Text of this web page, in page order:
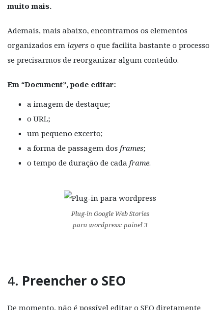
muito mais.
Ademais, mais abaixo, encontramos os elementos
organizados em layers o que facilita bastante o processo
se precisarmos de reorganizar algum conteúdo.
Em “Document”, pode editar:
a imagem de destaque;
o URL;
um pequeno excerto;
a forma de passagem dos frames;
o tempo de duração de cada frame.
Plug-in Google Web Stories
para wordpress: painel 3
4. Preencher o SEO
De momento, não é possível editar o SEO diretamente